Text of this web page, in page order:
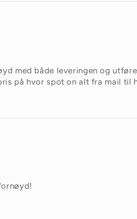
med både leveringen og
på hvor spot on alt fra mail til